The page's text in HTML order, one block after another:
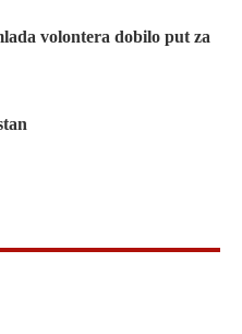
volontera dobilo put za